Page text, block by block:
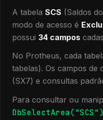
A tabela SCS (Saldos
modo de acesso é
possui 34 campos
No Protheus, cada
tabelas). Os campos de
(SX7) e consultas
Para consultar ou
DbSelectArea("SCS")